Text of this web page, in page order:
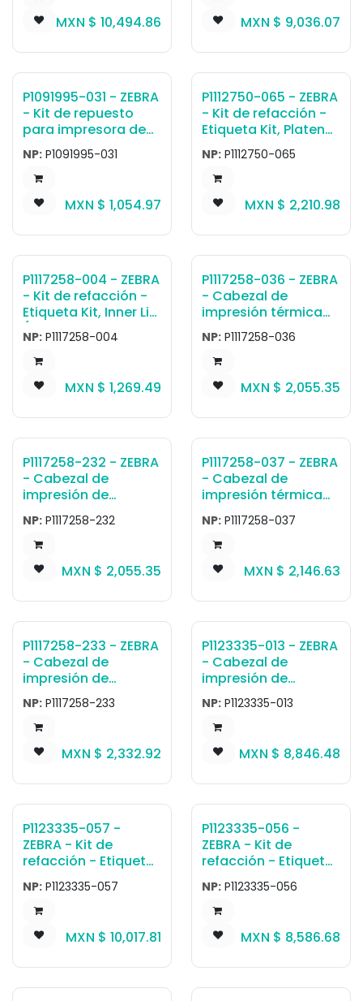
ZT210, ZT220, ZT230
MXN $ 10,494.86
MXN $ 9,036.07
P1091995-031 - ZEBRA
- Kit de repuesto
para impresora de
Tarjeta Kit, Cabezal
de Impresión
Cooling Fan
NP: P1091995-031
MXN $ 1,054.97
P1112750-065 - ZEBRA
- Kit de refacción -
Etiqueta Kit, Platen
Support and Guard
for Cabezal de
Impresión, ZE511 RH &
LH
NP: P1112750-065
MXN $ 2,210.98
P1117258-004 - ZEBRA
- Kit de refacción -
Etiqueta Kit, Inner Lid
(without Cabezal de
Impresión), ZD411D,
ZD611D
NP: P1117258-004
MXN $ 1,269.49
P1117258-036 - ZEBRA
- Cabezal de
impresión térmica
directa Cabezal de
impresión 203 dpi,
ZD411D, ZD611D
NP: P1117258-036
MXN $ 2,055.35
P1117258-232 - ZEBRA
- Cabezal de
impresión de
transferencia
térmica Cabezal de
impresión, 203dpi,
ZD411T, ZD611T
NP: P1117258-232
MXN $ 2,055.35
P1117258-037 - ZEBRA
- Cabezal de
impresión térmica
directa Cabezal de
impresión 300 dpi,
ZD411D, ZD611D
NP: P1117258-037
MXN $ 2,146.63
P1117258-233 - ZEBRA
- Cabezal de
impresión de
transferencia
térmica Cabezal de
impresión, 300dpi,
ZD411T, ZD611T
NP: P1117258-233
MXN $ 2,332.92
P1123335-013 - ZEBRA
- Cabezal de
impresión de
transferencia
térmica Cabezal de
impresión 300 dpi,
ZT111, ZT211, ZT231
NP: P1123335-013
MXN $ 8,846.48
P1123335-057 -
ZEBRA - Kit de
refacción - Etiqueta
Kit,Cabezal de
Impresión,Enhanced,
300
dpi,ZT111,ZT211,ZT231,Z
T231R
NP: P1123335-057
MXN $ 10,017.81
P1123335-056 -
ZEBRA - Kit de
refacción - Etiqueta
Kit,Cabezal de
Impresión,Enhanced,
203
dpi,ZT111,ZT211,ZT231,Z
T231R
NP: P1123335-056
MXN $ 8,586.68